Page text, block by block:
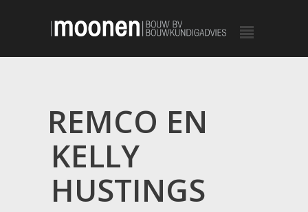
REMCO EN
KELLY
HUSTINGS